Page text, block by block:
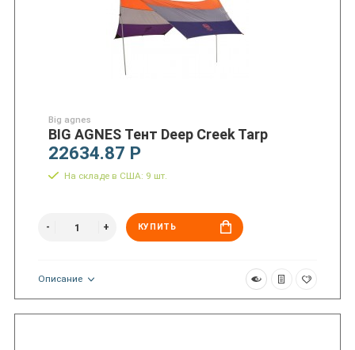
Big agnes
BIG AGNES Тент Deep Creek Tarp
22634.87 Р
На складе в США: 9 шт.
КУПИТЬ
Описание